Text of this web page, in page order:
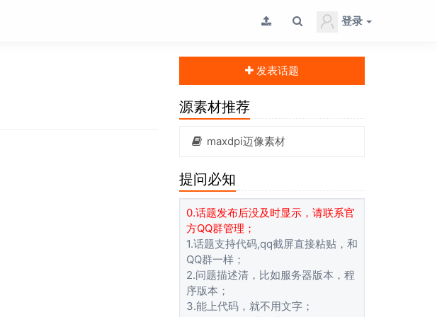
登录
发表话题
源素材推荐
maxdpi迈像素材
提问必知
0.话题发布后没及时显示，请联系官
方QQ群管理；
1.话题支持代码,qq截屏直接粘贴，和
QQ群一样；
2.问题描述清，比如服务器版本，程
序版本；
3.能上代码，就不用文字；